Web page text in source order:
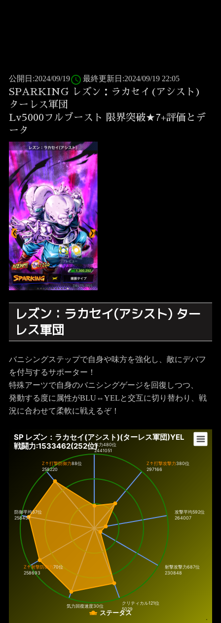
公開日:2024/09/19access_time 最終更新日:2024/09/19 22:05
SPARKING レズン：ラカセイ(アシスト)
ターレス軍団
Lv5000フルブースト 限界突破★7+評価とデ
ータ
レズン：ラカセイ(アシスト) ター
レス軍団
バニシングステップで自身や味方を強化し、敵にデバフ
を付与するサポーター！
特殊アーツで自身のバニシングゲージを回復しつつ、
発動する度に属性がBLU⇔YELと交互に切り替わり、戦
況に合わせて柔軟に戦えるぞ！
SP レズン：ラカセイ(アシスト)(ターレス軍団)YEL
戦闘力:1533462(252位)
ステータス
体力480位
2441051
Z↑打撃攻撃力380位
297166
攻撃平均592位
264007
射撃攻撃力687位
230848
クリティカル121位
5029
気力回復速度30位
Z↑射撃防御力70位
258693
防御平均37位
258457
Z↑打撃防御力88位
258220